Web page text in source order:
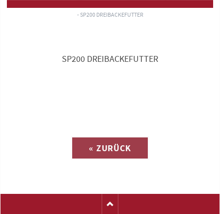
- SP200 DREIBACKEFUTTER
SP200 DREIBACKEFUTTER
« ZURÜCK